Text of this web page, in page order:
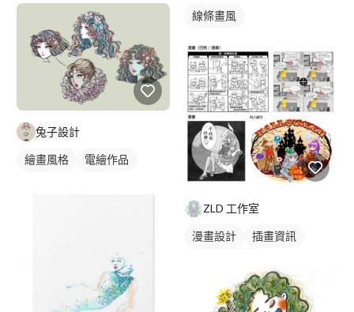
兔子設計
繪畫風格
電繪作品
線條畫風
ZLD 工作室
漫畫設計
插畫資訊